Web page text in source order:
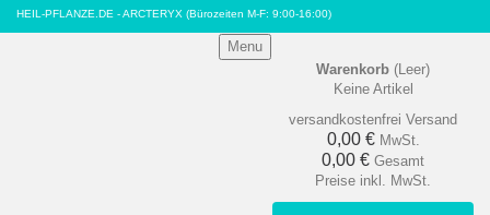
HEIL-PFLANZE.DE - ARCTERYX (Bürozeiten M-F: 9:00-16:00)
Menu
Warenkorb (Leer)
Keine Artikel
versandkostenfrei Versand
0,00 € MwSt.
0,00 € Gesamt
Preise inkl. MwSt.